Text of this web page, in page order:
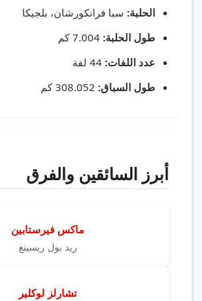
الحلبة: سبا فرانكورشان، بلجيكا
طول الحلبة: 7.004 كم
عدد اللفات: 44 لفة
طول السباق:
أبرز السائقين والفرق
ماكس فيرستابين
ريد بول ريسينغ
تشارلز لوكلير